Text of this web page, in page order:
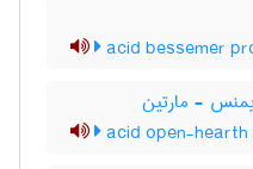
acid bessemer
زیمنس - مارتین
acid open-